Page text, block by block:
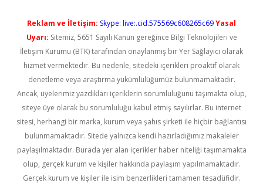
Reklam ve İletişim: Skype: live:.cid.575569c608265c69Yasal
Uyarı: Sitemiz, 5651 Sayılı Kanun gereğince Bilgi Teknolojileri ve
İletişim Kurumu (BTK) tarafından onaylanmış bir Yer Sağlayıcı olarak
hizmet vermektedir. Bu nedenle, sitedeki içerikleri proaktif olarak
denetleme veya araştırma yükümlülüğümüz bulunmamaktadır.
Ancak, üyelerimiz yazdıkları içeriklerin sorumluluğunu taşımakta olup,
siteye üye olarak bu sorumluluğu kabul etmiş sayılırlar. Bu internet
sitesi, herhangi bir marka, kurum veya şahıs şirketi ile hiçbir bağlantısı
bulunmamaktadır. Sitede yalnızca kendi hazırladığımız makaleler
paylaşılmaktadır. Burada yer alan içerikler haber niteliği taşımamakta
olup, gerçek kurum ve kişiler hakkında paylaşım yapılmamaktadır.
Gerçek kurum ve kişiler ile isim benzerlikleri tamamen tesadüfidir.